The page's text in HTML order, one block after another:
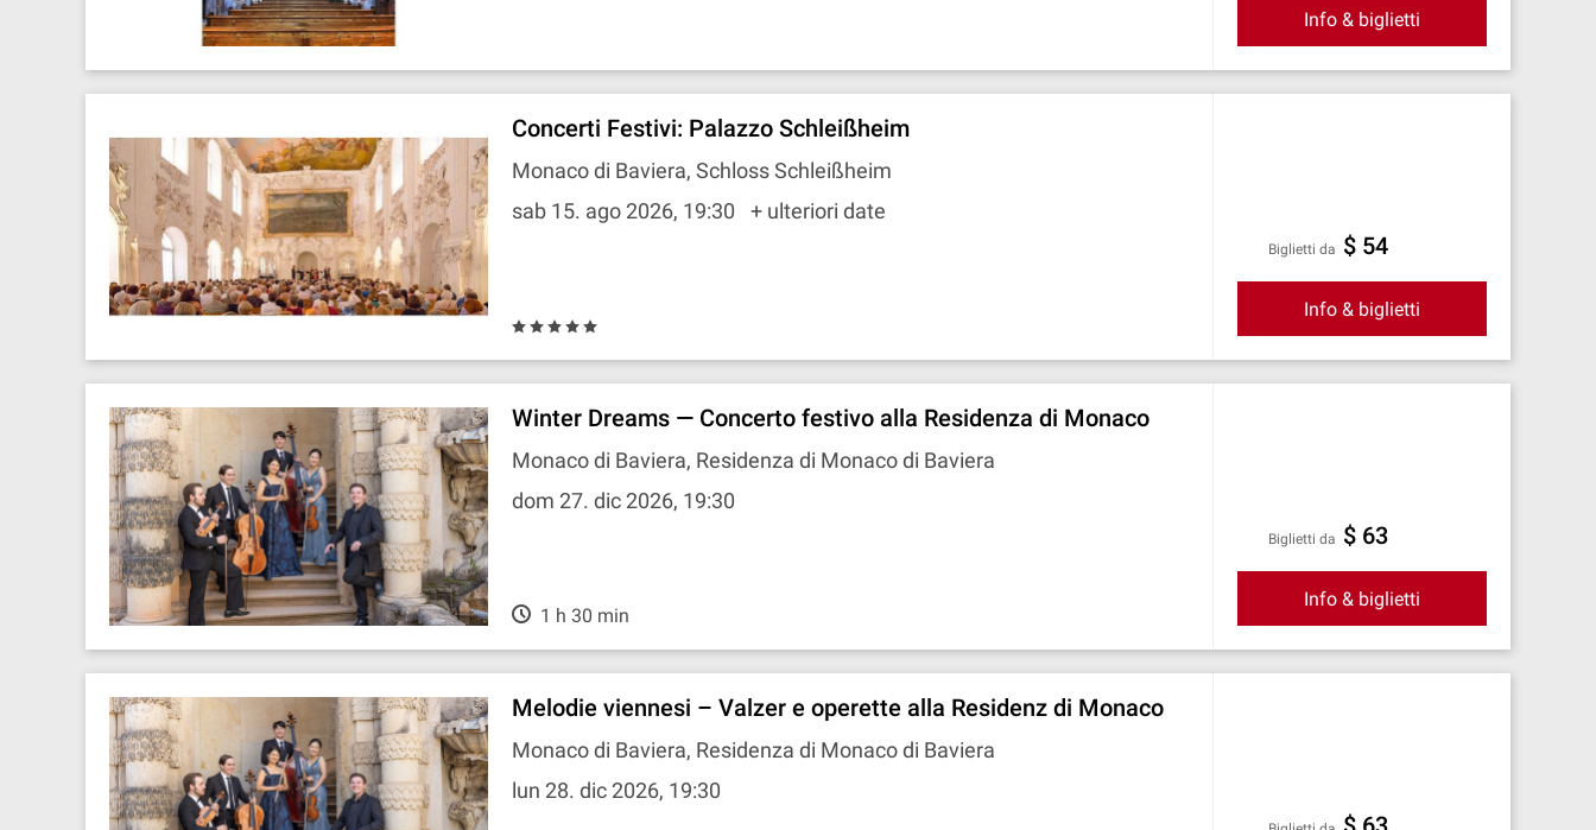
Info & biglietti
Concerti Festivi: Palazzo Schleißheim
Monaco di Baviera, Schloss Schleißheim
sab 15. ago 2026, 19:30
+ ulteriori date
Biglietti da $ 54
Info & biglietti
Winter Dreams — Concerto festivo alla Residenza di Monaco
Monaco di Baviera, Residenza di Monaco di Baviera
dom 27. dic 2026, 19:30
1 h 30 min
Biglietti da $ 63
Info & biglietti
Melodie viennesi – Valzer e operette alla Residenz di Monaco
Monaco di Baviera, Residenza di Monaco di Baviera
lun 28. dic 2026, 19:30